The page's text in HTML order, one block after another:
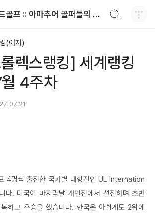
마인드골프 :: 아마추어 골퍼들의 공감 골프 이야기
(여자)
렉스랭킹] 세계랭킹
4주차
07:21
4명씩 출전한 국가별 대항전인 UL Internation
다. 미국이 마지막날 개인전에서 선전하며 초반
하고 우승을 했습니다. 한국은 아쉽게도 2위에